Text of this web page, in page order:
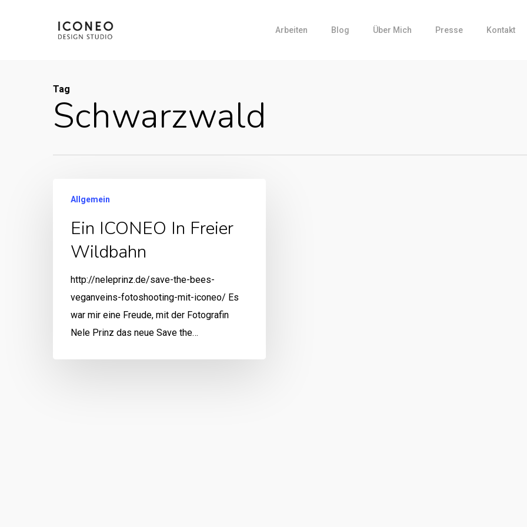
Arbeiten Blog Über Mich Presse Kontakt
Tag
Schwarzwald
Allgemein
Ein ICONEO In Freier
Wildbahn
http://neleprinz.de/save-the-bees-
veganveins-fotoshooting-mit-iconeo/ Es
war mir eine Freude, mit der Fotografin
Nele Prinz das neue Save the…